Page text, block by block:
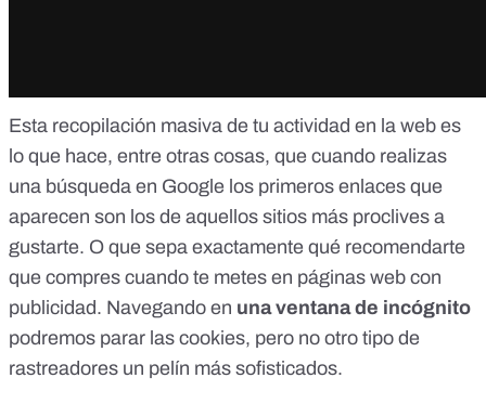
Esta recopilación masiva de tu actividad en la web es
lo que hace, entre otras cosas, que cuando realizas
una búsqueda en Google los primeros enlaces que
aparecen son los de aquellos sitios más proclives a
gustarte. O que sepa exactamente qué recomendarte
que compres cuando te metes en páginas web con
publicidad. Navegando en una ventana de incógnito
podremos parar las cookies, pero no otro tipo de
rastreadores un pelín más sofisticados.